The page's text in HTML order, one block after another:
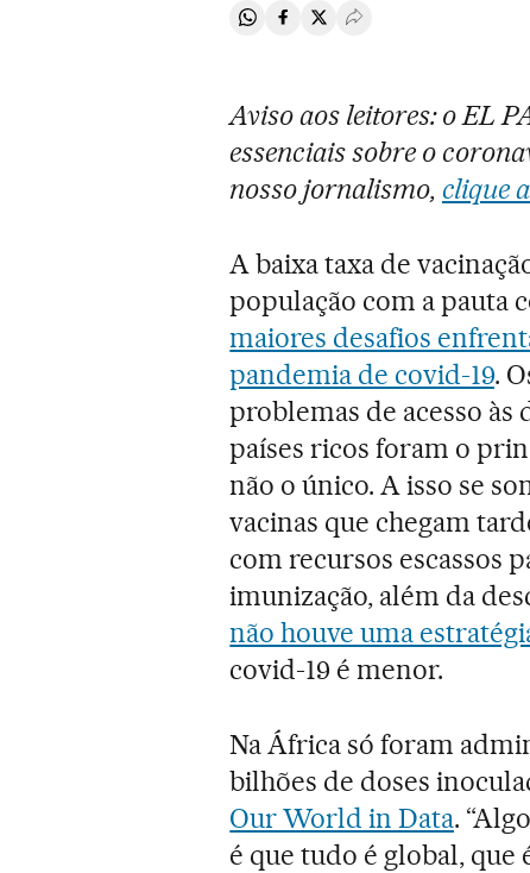
Compartir en Whatsapp
Compartir en Facebook
Compartir en Twitter
Desplegar Redes
Aviso aos leitores: o EL
essenciais sobre o
nosso jornalismo, clique
A baixa taxa de
população com a pauta
maiores desafios
pandemia de covid-19.
problemas de acesso
países ricos foram o
não o único. A isso se
vacinas que chegam
com recursos escassos
imunização, além da
não houve uma
covid-19 é menor.
Na África só foram
bilhões de doses
Our World in Data.
é que tudo é global,